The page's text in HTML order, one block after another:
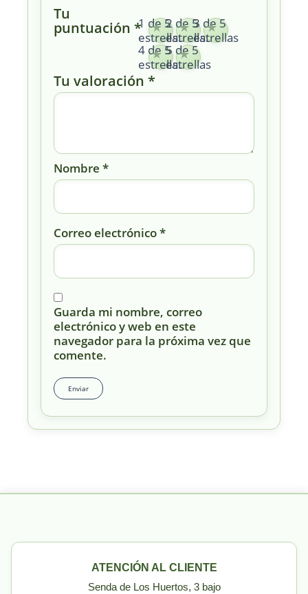
Tu
puntuación *1 de 5
estrellas
2 de 5
estrellas
3 de 5
estrellas
4 de 5
estrellas
5 de 5
estrellas
Tu valoración *
Nombre *
Correo electrónico*
Guarda mi nombre, correo
electrónico y web en este
navegador para la próxima vez que
comente.
ATENCIÓN AL CLIENTE
Senda de Los Huertos, 3 bajo